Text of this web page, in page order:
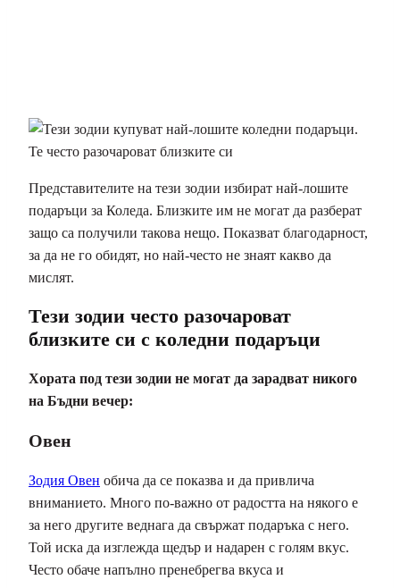
Представителите на тези зодии избират най-лошите
подаръци за Коледа. Близките им не могат да разберат
защо са получили такова нещо. Показват благодарност,
за да не го обидят, но най-често не знаят какво да
мислят.
Тези зодии често разочароват
близките си с коледни подаръци
Хората под тези зодии не могат да зарадват никого
на Бъдни вечер:
Овен
Зодия Овен обича да се показва и да привлича
вниманието. Много по-важно от радостта на някого е
за него другите веднага да свържат подаръка с него.
Той иска да изглежда щедър и надарен с голям вкус.
Често обаче напълно пренебрегва вкуса и